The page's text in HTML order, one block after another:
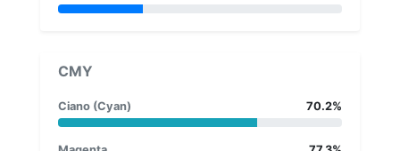
CMY
Ciano (Cyan) 70.2%